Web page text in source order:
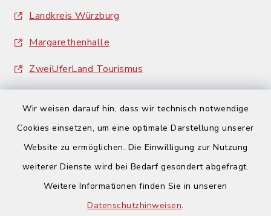
Wir weisen darauf hin, dass wir technisch notwendige
Cookies einsetzen, um eine optimale Darstellung unserer
Website zu ermöglichen. Die Einwilligung zur Nutzung
weiterer Dienste wird bei Bedarf gesondert abgefragt.
Weitere Informationen finden Sie in unseren
Datenschutzhinweisen.
Landkreis Würzburg
Margarethenhalle
ZweiUferLand Tourismus
Barrierefreiheit